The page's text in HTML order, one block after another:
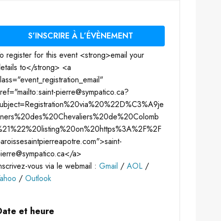
S’INSCRIRE À L’ÉVÈNEMENT
register for this event <strong>email your
to</strong> <a
pierre@sympatico.ca?
a>
vous via le webmail : Gmail / AOL /
/ Outlook
et heure